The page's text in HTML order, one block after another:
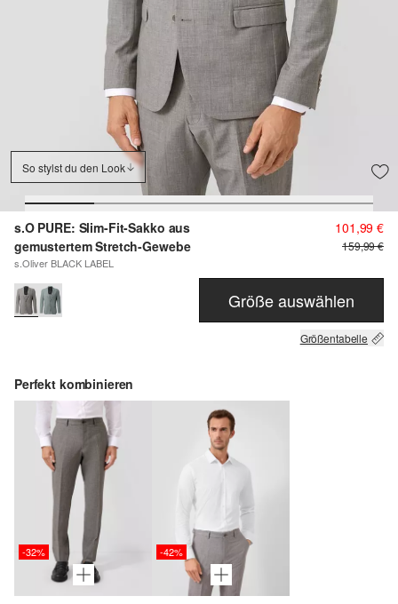
So stylst du den Look
s.O PURE: Slim-Fit-Sakko aus
gemustertem Stretch-Gewebe
s.Oliver BLACK LABEL
101,99 €
159,99 €
Größe auswählen
Größentabelle
Perfekt kombinieren
-32% -42%